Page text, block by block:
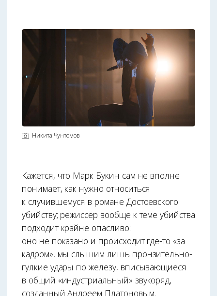
Никита Чунтомов
Кажется, что Марк Букин сам не вполне
понимает, как нужно относиться
к случившемуся в романе Достоевского
убийству; режиссёр вообще к теме убийства
подходит крайне опасливо:
оно не показано и происходит где-то «за
кадром», мы слышим лишь пронзительно-
гулкие удары по железу, вписывающиеся
в общий «индустриальный» звукоряд,
созданный Андреем Платоновым.